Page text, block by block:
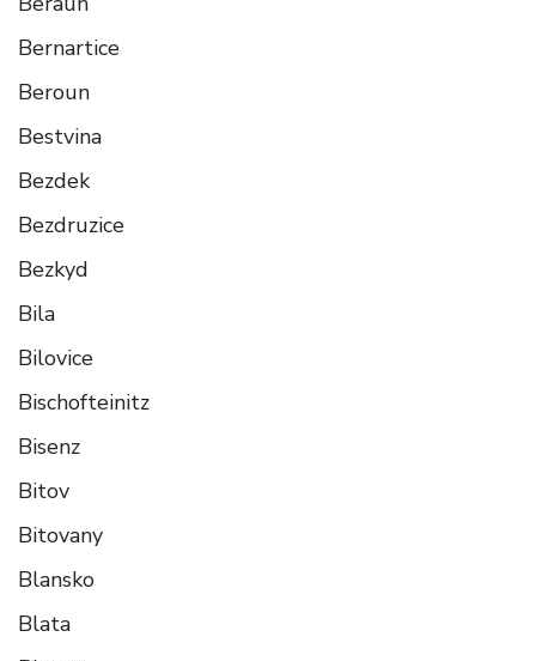
Bernartice
Beroun
Bestvina
Bezdek
Bezdruzice
Bezkyd
Bila
Bilovice
Bischofteinitz
Bisenz
Bitov
Bitovany
Blansko
Blata